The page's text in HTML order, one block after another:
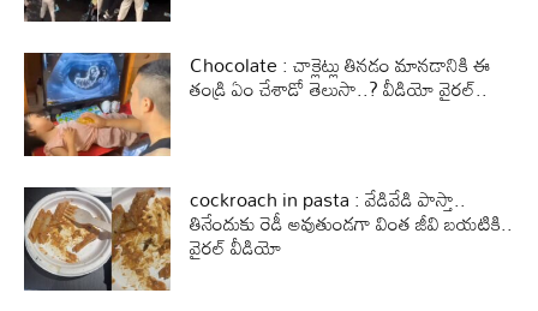
Chocolate : చాక్లెట్లు తినడం మానడానికి ఈ
తండ్రి ఏం చేశాడో తెలుసా..? వీడియో వైరల్..
cockroach in pasta : వేడివేడి పాస్తా..
తినేందుకు రెడీ అవుతుండగా వింత జీవి బయటికి..
వైరల్ వీడియో